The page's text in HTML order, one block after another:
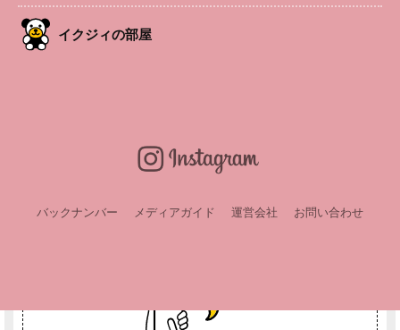
イクジィの部屋
バックナンバー メディアガイド 運営会社 お問い合わせ
URL
MTdtb3U4aW9vMXBzMA==